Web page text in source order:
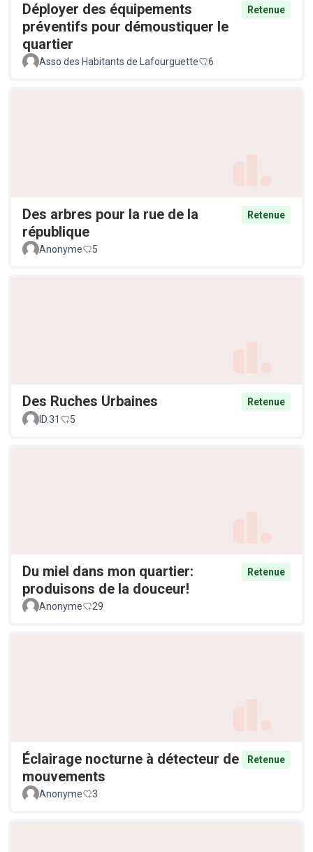
Déployer des équipements
préventifs pour démoustiquer le
quartier
Retenue
Asso des Habitants de Lafourguette 6
Des arbres pour la rue de la
république
Retenue
Anonyme 5
Des Ruches Urbaines
Retenue
ID.31
5
Du miel dans mon quartier:
produisons de la douceur!
Retenue
Anonyme 29
Éclairage nocturne à détecteur de
mouvements
Retenue
Anonyme 3